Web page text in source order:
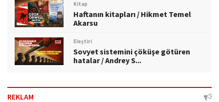
Kitap
Haftanın kitapları / Hikmet Temel
Akarsu
Eleştiri
Sovyet sistemini çöküşe götüren
hatalar / Andrey S...
REKLAM